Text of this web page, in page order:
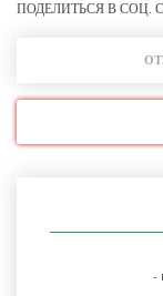
ПОДЕЛИТЬСЯ В СОЦ.
-